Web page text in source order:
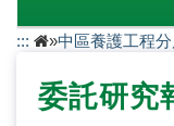
法規及行政規則
對外關係文書
::: »中區養護工程分
委託研究